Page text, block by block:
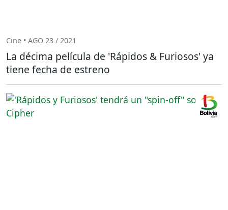
Cine • AGO 23 / 2021
La décima película de 'Rápidos & Furiosos' ya
tiene fecha de estreno